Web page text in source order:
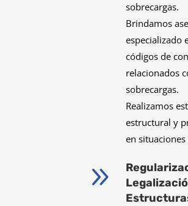
sobrecargas.
Brindamos
especializado
códigos de
relacionados
sobrecargas.
Realizamos
estructural y
en
9